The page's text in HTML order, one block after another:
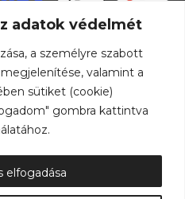
adatok védelmét
a személyre szabott
valamint a
sütiket (cookie)
gombra kattintva
elfogadása